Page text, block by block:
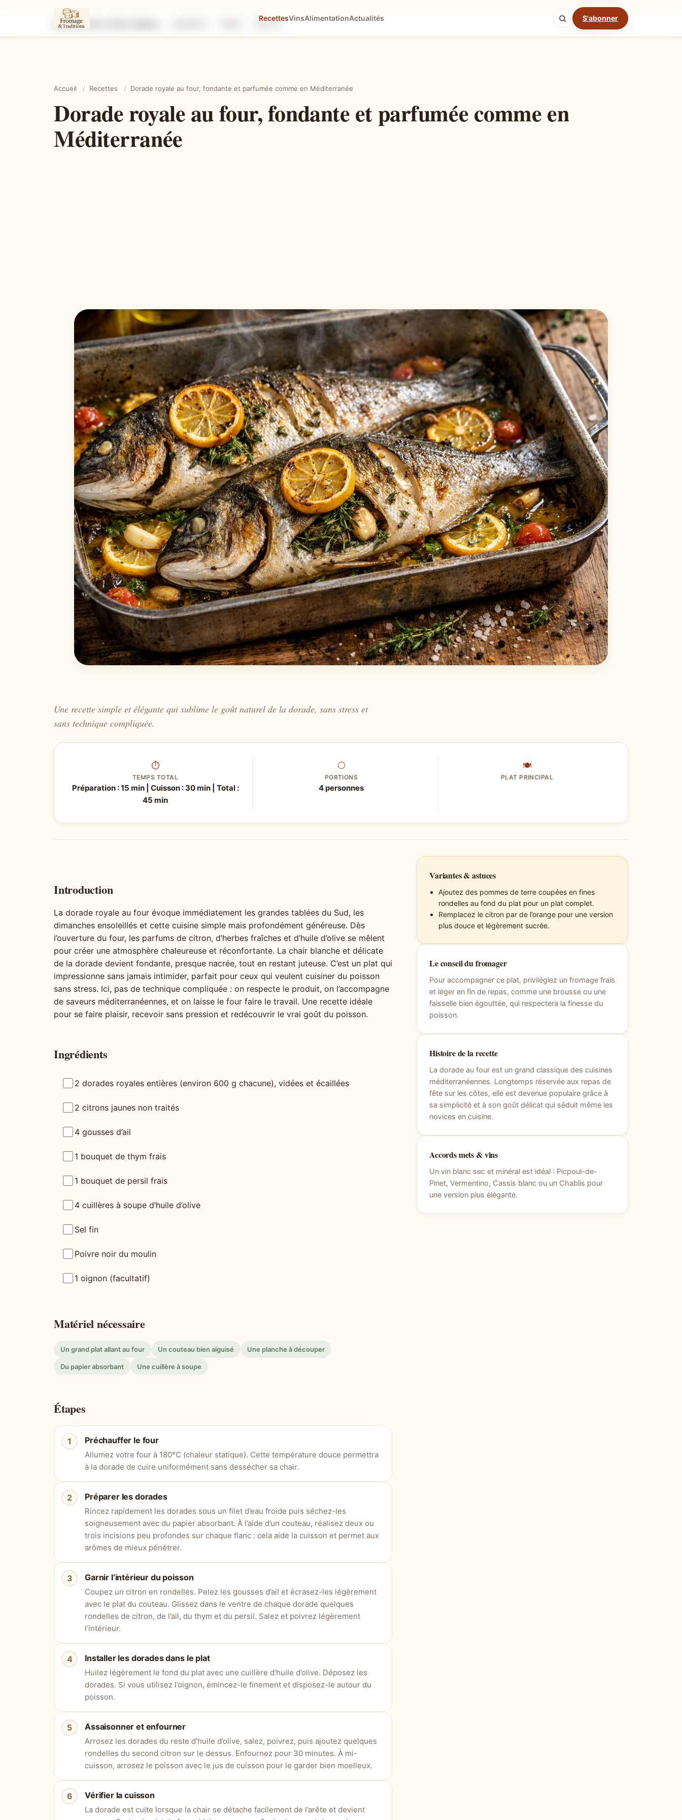
RecettesVinsAlimentationActualités S'abonner
Astuces Mode cuisine
Accueil / Recettes / Dorade royale au four, fondante et parfumée comme en Méditerranée
Dorade royale au four, fondante et parfumée comme en
Méditerranée
Une recette simple et élégante qui sublime le goût naturel de la dorade, sans stress et
sans technique compliquée.
⏱
TEMPS TOTAL
Préparation : 15 min | Cuisson : 30 min | Total :
45 min
⚪
PORTIONS
4 personnes
🍽
PLAT PRINCIPAL
Introduction
La dorade royale au four évoque immédiatement les grandes tablées du Sud, les
dimanches ensoleillés et cette cuisine simple mais profondément généreuse. Dès
l’ouverture du four, les parfums de citron, d’herbes fraîches et d’huile d’olive se mêlent
pour créer une atmosphère chaleureuse et réconfortante. La chair blanche et délicate
de la dorade devient fondante, presque nacrée, tout en restant juteuse. C’est un plat qui
impressionne sans jamais intimider, parfait pour ceux qui veulent cuisiner du poisson
sans stress. Ici, pas de technique compliquée : on respecte le produit, on l’accompagne
de saveurs méditerranéennes, et on laisse le four faire le travail. Une recette idéale
pour se faire plaisir, recevoir sans pression et redécouvrir le vrai goût du poisson.
Ingrédients
2 dorades royales entières (environ 600 g chacune), vidées et écaillées
2 citrons jaunes non traités
4 gousses d’ail
1 bouquet de thym frais
1 bouquet de persil frais
4 cuillères à soupe d’huile d’olive
Sel fin
Poivre noir du moulin
1 oignon (facultatif)
Matériel nécessaire
Un grand plat allant au four Un couteau bien aiguisé Une planche à découper
Du papier absorbant Une cuillère à soupe
Étapes
Préchauffer le four
Allumez votre four à 180°C (chaleur statique). Cette température douce permettra
à la dorade de cuire uniformément sans dessécher sa chair.
Préparer les dorades
Rincez rapidement les dorades sous un filet d’eau froide puis séchez-les
soigneusement avec du papier absorbant. À l’aide d’un couteau, réalisez deux ou
trois incisions peu profondes sur chaque flanc : cela aide la cuisson et permet aux
arômes de mieux pénétrer.
Garnir l’intérieur du poisson
Coupez un citron en rondelles. Pelez les gousses d’ail et écrasez-les légèrement
avec le plat du couteau. Glissez dans le ventre de chaque dorade quelques
rondelles de citron, de l’ail, du thym et du persil. Salez et poivrez légèrement
l’intérieur.
Installer les dorades dans le plat
Huilez légèrement le fond du plat avec une cuillère d’huile d’olive. Déposez les
dorades. Si vous utilisez l’oignon, émincez-le finement et disposez-le autour du
poisson.
Assaisonner et enfourner
Arrosez les dorades du reste d’huile d’olive, salez, poivrez, puis ajoutez quelques
rondelles du second citron sur le dessus. Enfournez pour 30 minutes. À mi-
cuisson, arrosez le poisson avec le jus de cuisson pour le garder bien moelleux.
Vérifier la cuisson
La dorade est cuite lorsque la chair se détache facilement de l’arête et devient
Variantes & astuces
Ajoutez des pommes de terre coupées en fines
rondelles au fond du plat pour un plat complet.
Remplacez le citron par de l’orange pour une version
plus douce et légèrement sucrée.
Le conseil du fromager
Pour accompagner ce plat, privilégiez un fromage frais
et léger en fin de repas, comme une brousse ou une
faisselle bien égouttée, qui respectera la finesse du
poisson.
Histoire de la recette
La dorade au four est un grand classique des cuisines
méditerranéennes. Longtemps réservée aux repas de
fête sur les côtes, elle est devenue populaire grâce à
sa simplicité et à son goût délicat qui séduit même les
novices en cuisine.
Accords mets & vins
Un vin blanc sec et minéral est idéal : Picpoul-de-
Pinet, Vermentino, Cassis blanc ou un Chablis pour
une version plus élégante.